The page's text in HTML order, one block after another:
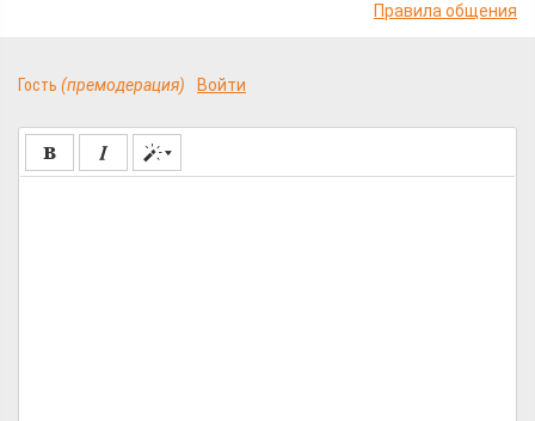
Правила общения
Гость (премодерация) Войти